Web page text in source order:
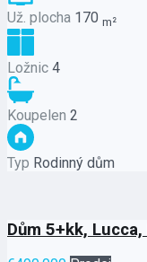
Už. plocha 170 m²
Ložnic 4
Koupelen 2
Typ Rodinný dům
Dům 5+kk, Lucca,